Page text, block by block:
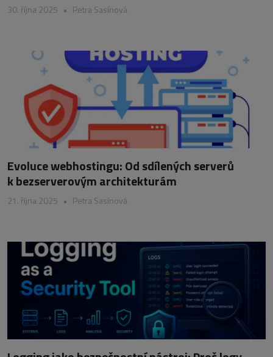
30. října 2025 • Petra Sasínová
Evoluce webhostingu: Od sdílených serverů
k bezserverovým architekturám
21. října 2025 • Petra Sasínová